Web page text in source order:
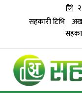
सहकारी टिभि